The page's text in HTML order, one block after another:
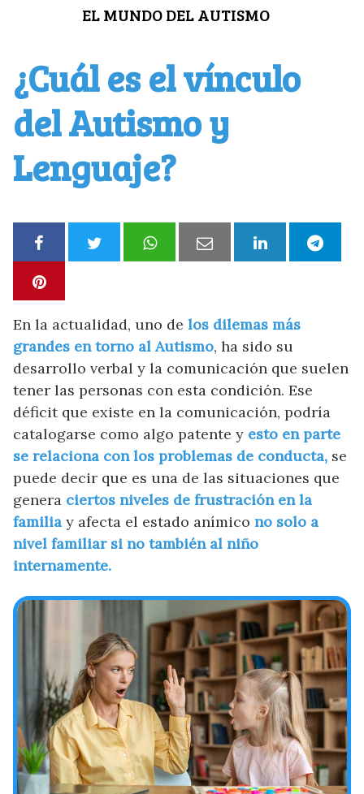
EL MUNDO DEL AUTISMO
¿Cuál es el vínculo
del Autismo y
Lenguaje?
En la actualidad, uno de los dilemas más
grandes en torno al Autismo, ha sido su
desarrollo verbal y la comunicación que suelen
tener las personas con esta condición. Ese
déficit que existe en la comunicación, podría
catalogarse como algo patente y esto en parte
se relaciona con los problemas de conducta, se
puede decir que es una de las situaciones que
genera ciertos niveles de frustración en la
familia y afecta el estado anímico no solo a
nivel familiar si no también al niño
internamente.